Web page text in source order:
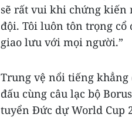
sẽ rất vui khi chứng kiến
đội. Tôi luôn tôn trọng
giao lưu với mọi người.”
Trung vệ nổi tiếng
đấu cùng câu lạc bộ
tuyển Đức dự World Cup